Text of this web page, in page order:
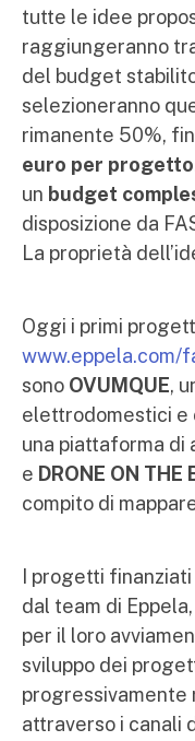
tutte le idee
raggiungeranno
del budget
selezioneranno
rimanente 50%,
euro per progetto
un budget
disposizione da
La proprietà
Oggi i primi
www.eppela.com/
sono OVUMQUE,
elettrodomestici e
una piattaforma
e DRONE ON THE
compito di
I progetti
dal team di
per il loro
sviluppo dei
progressivamente
attraverso i canali